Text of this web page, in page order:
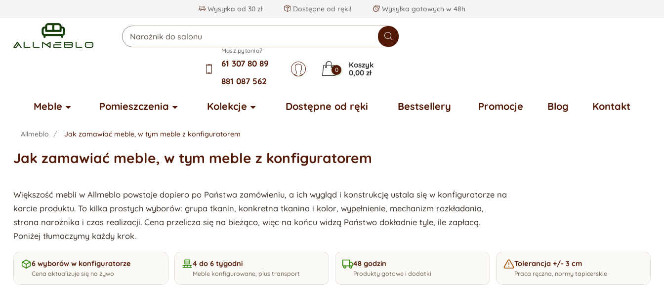
Wysyłka od 30 zł Dostępne od ręki! Wysyłka gotowych w 48h
Masz pytania?
61 307 80 89
881 087 562
0
Koszyk
0,00 zł
Meble Pomieszczenia Kolekcje Dostępne od ręki Bestsellery Promocje Blog Kontakt
Allmeblo Jak zamawiać meble, w tym meble z konfiguratorem
Jak zamawiać meble, w tym meble z konfiguratorem
Większość mebli w Allmeblo powstaje dopiero po Państwa zamówieniu, a ich wygląd i konstrukcję ustala się w konfiguratorze na
karcie produktu. To kilka prostych wyborów: grupa tkanin, konkretna tkanina i kolor, wypełnienie, mechanizm rozkładania,
strona narożnika i czas realizacji. Cena przelicza się na bieżąco, więc na końcu widzą Państwo dokładnie tyle, ile zapłacą.
Poniżej tłumaczymy każdy krok.
6 wyborów w konfiguratorze
Cena aktualizuje się na żywo
4 do 6 tygodni
Meble konfigurowane, plus transport
48 godzin
Produkty gotowe i dodatki
Tolerancja +/- 3 cm
Praca ręczna, normy tapicerskie